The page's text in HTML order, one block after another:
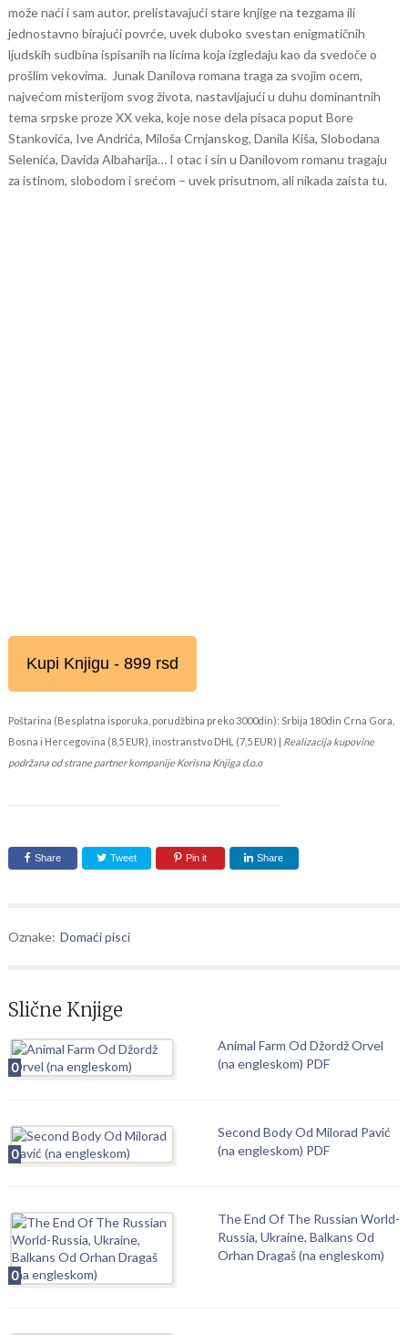
može naći i sam autor, prelistavajući stare knjige na tezgama ili
jednostavno birajući povrće, uvek duboko svestan enigmatičnih
ljudskih sudbina ispisanih na licima koja izgledaju kao da svedoče o
prošlim vekovima. Junak Danilova romana traga za svojim ocem,
najvećom misterijom svog života, nastavljajući u duhu dominantnih
tema srpske proze XX veka, koje nose dela pisaca poput Bore
Stankovića, Ive Andrića, Miloša Crnjanskog, Danila Kiša, Slobodana
Selenića, Davida Albaharija… I otac i sin u Danilovom romanu tragaju
za istinom, slobodom i srećom – uvek prisutnom, ali nikada zaista tu.
Kupi Knjigu - 899 rsd
Poštarina (Besplatna isporuka, porudžbina preko 3000din): Srbija 180din Crna Gora,
Bosna i Hercegovina (8,5 EUR), inostranstvo DHL (7,5 EUR) | Realizacija kupovine
podržana od strane partner kompanije Korisna Knjiga d.o.o
Share Tweet Pin it Share
Oznake: Domaći pisci
Slične Knjige
0
Animal Farm Od Džordž Orvel
(na engleskom) PDF
0
Second Body Od Milorad Pavić
(na engleskom) PDF
0
The End Of The Russian World-
Russia, Ukraine, Balkans Od
Orhan Dragaš (na engleskom)